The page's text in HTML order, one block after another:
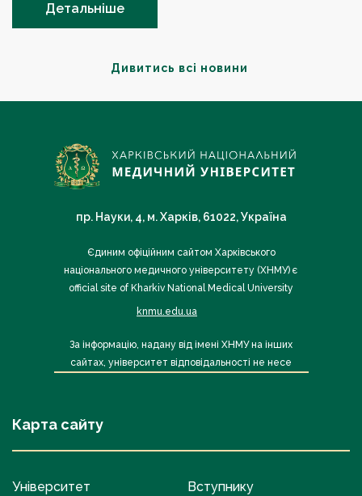
Дивитись всі новини
Детальніше
пр. Науки, 4, м. Харків, 61022, Україна
Єдиним офіційним сайтом Харківського
національного медичного університету (ХНМУ) є
official site of Kharkiv National Medical University
knmu.edu.ua
За інформацію, надану від імені ХНМУ на інших
сайтах, університет відповідальності не несе
Карта сайту
Університет Вступнику